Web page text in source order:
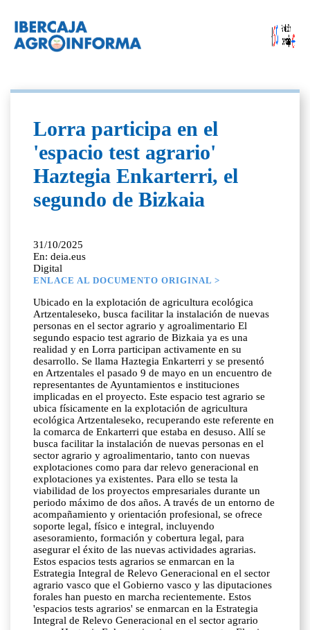
Lorra participa en el
'espacio test agrario'
Haztegia Enkarterri, el
segundo de Bizkaia
31/10/2025
En: deia.eus
Digital
ENLACE AL DOCUMENTO ORIGINAL >
Ubicado en la explotación de agricultura ecológica
Artzentaleseko, busca facilitar la instalación de nuevas
personas en el sector agrario y agroalimentario El
segundo espacio test agrario de Bizkaia ya es una
realidad y en Lorra participan activamente en su
desarrollo. Se llama Haztegia Enkarterri y se presentó
en Artzentales el pasado 9 de mayo en un encuentro de
representantes de Ayuntamientos e instituciones
implicadas en el proyecto. Este espacio test agrario se
ubica físicamente en la explotación de agricultura
ecológica Artzentaleseko, recuperando este referente en
la comarca de Enkarterri que estaba en desuso. Allí se
busca facilitar la instalación de nuevas personas en el
sector agrario y agroalimentario, tanto con nuevas
explotaciones como para dar relevo generacional en
explotaciones ya existentes. Para ello se testa la
viabilidad de los proyectos empresariales durante un
periodo máximo de dos años. A través de un entorno de
acompañamiento y orientación profesional, se ofrece
soporte legal, físico e integral, incluyendo
asesoramiento, formación y cobertura legal, para
asegurar el éxito de las nuevas actividades agrarias.
Estos espacios tests agrarios se enmarcan en la
Estrategia Integral de Relevo Generacional en el sector
agrario vasco que el Gobierno vasco y las diputaciones
forales han puesto en marcha recientemente. Estos
'espacios tests agrarios' se enmarcan en la Estrategia
Integral de Relevo Generacional en el sector agrario